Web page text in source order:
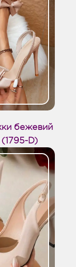
бежевий
(1795-D)